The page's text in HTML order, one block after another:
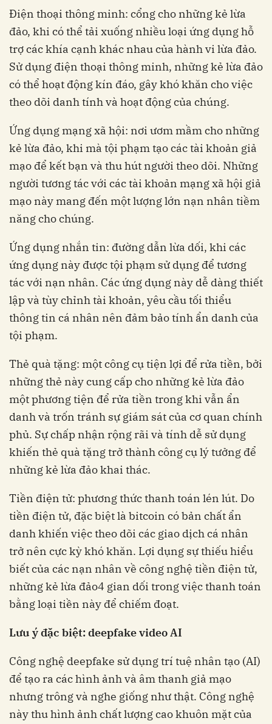
Điện thoại thông minh: cổng cho những kẻ lừa
đảo, khi có thể tải xuống nhiều loại ứng dụng hỗ
trợ các khía cạnh khác nhau của hành vi lừa đảo.
Sử dụng điện thoại thông minh, những kẻ lừa đảo
có thể hoạt động kín đáo, gây khó khăn cho việc
theo dõi danh tính và hoạt động của chúng.
Ứng dụng mạng xã hội: nơi ươm mầm cho những
kẻ lừa đảo, khi mà tội phạm tạo các tài khoản giả
mạo để kết bạn và thu hút người theo dõi. Những
người tương tác với các tài khoản mạng xã hội giả
mạo này mang đến một lượng lớn nạn nhân tiềm
năng cho chúng.
Ứng dụng nhắn tin: đường dẫn lừa dối, khi các
ứng dụng này được tội phạm sử dụng để tương
tác với nạn nhân. Các ứng dụng này dễ dàng thiết
lập và tùy chỉnh tài khoản, yêu cầu tối thiểu
thông tin cá nhân nên đảm bảo tính ẩn danh của
tội phạm.
Thẻ quà tặng: một công cụ tiện lợi để rửa tiền, bởi
những thẻ này cung cấp cho những kẻ lừa đảo
một phương tiện để rửa tiền trong khi vẫn ẩn
danh và trốn tránh sự giám sát của cơ quan chính
phủ. Sự chấp nhận rộng rãi và tính dễ sử dụng
khiến thẻ quà tặng trở thành công cụ lý tưởng để
những kẻ lừa đảo khai thác.
Tiền điện tử: phương thức thanh toán lén lút. Do
tiền điện tử, đặc biệt là bitcoin có bản chất ẩn
danh khiến việc theo dõi các giao dịch cá nhân
trở nên cực kỳ khó khăn. Lợi dụng sự thiếu hiểu
biết của các nạn nhân về công nghệ tiền điện tử,
những kẻ lừa đảo4 gian dối trong việc thanh toán
bằng loại tiền này để chiếm đoạt.
Lưu ý đặc biệt: deepfake video AI
Công nghệ deepfake sử dụng trí tuệ nhân tạo (AI)
để tạo ra các hình ảnh và âm thanh giả mạo
nhưng trông và nghe giống như thật. Công nghệ
này thu hình ảnh chất lượng cao khuôn mặt của